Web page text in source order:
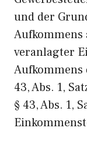
und der
veranlagter
43, Abs. 1,
§ 43, Abs. 1,